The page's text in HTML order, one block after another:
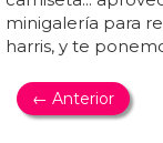
minigalería para
harris, y te
← Anterior